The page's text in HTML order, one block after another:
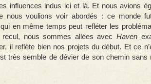
influences indus ici et là. Et nous avions
nous voulions voir abordés : ce monde
en même temps peut refléter les
nous sommes allées avecHaven
il reflète bien nos projets du début. Et ce
très semble de dévier de son chemin sans